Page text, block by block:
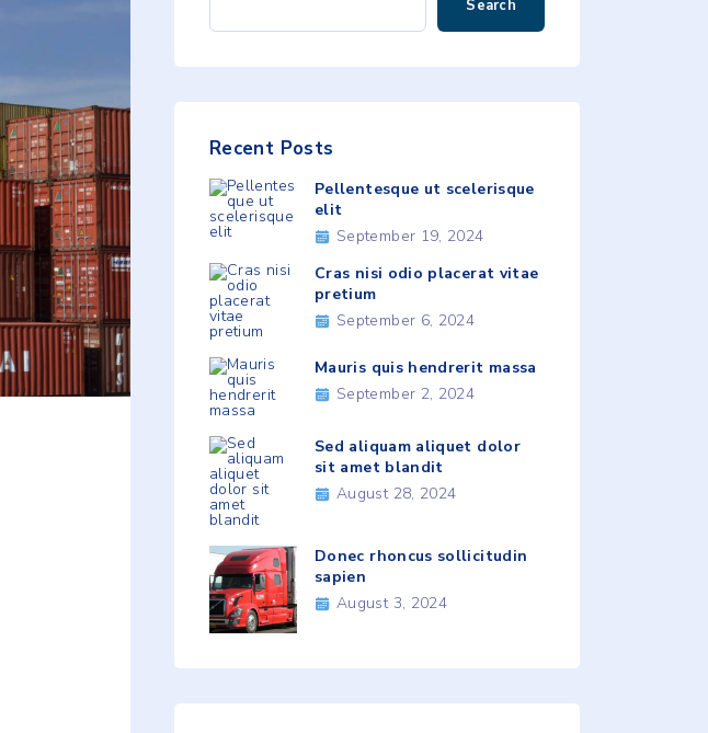
Search
Recent Posts
Pellentesque ut scelerisque
elit
September 19, 2024
Cras nisi odio placerat vitae
pretium
September 6, 2024
Mauris quis hendrerit massa
September 2, 2024
Sed aliquam aliquet dolor
sit amet blandit
August 28, 2024
Donec rhoncus sollicitudin
sapien
August 3, 2024